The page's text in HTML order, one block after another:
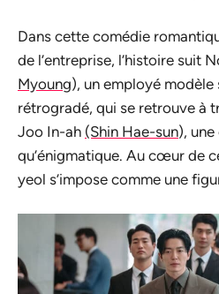
Dans cette comédie
de l’entreprise, l’histoire suit
Myoung), un employé
rétrogradé, qui se retrouve à
Joo In-ah (Shin Hae-sun),
qu’énigmatique. Au cœur de
yeol s’impose comme une